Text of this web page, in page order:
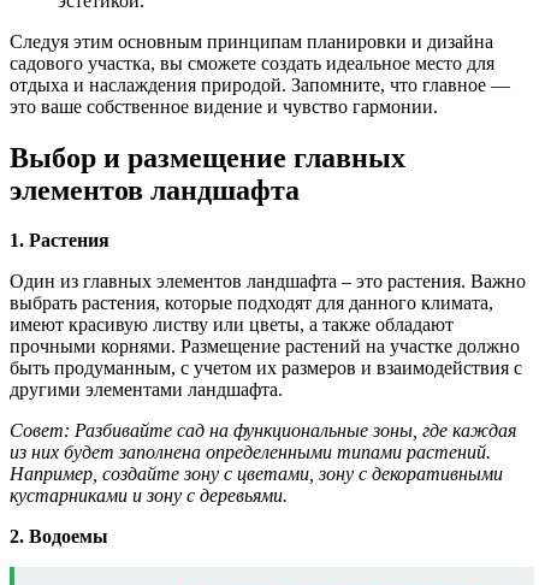
Следуя этим основным принципам планировки и дизайна
садового участка, вы сможете создать идеальное место для
отдыха и наслаждения природой. Запомните, что главное —
это ваше собственное видение и чувство гармонии.
Выбор и размещение главных
элементов ландшафта
1. Растения
Один из главных элементов ландшафта – это растения. Важно
выбрать растения, которые подходят для данного климата,
имеют красивую листву или цветы, а также обладают
прочными корнями. Размещение растений на участке должно
быть продуманным, с учетом их размеров и взаимодействия с
другими элементами ландшафта.
Совет: Разбивайте сад на функциональные зоны, где каждая
из них будет заполнена определенными типами растений.
Например, создайте зону с цветами, зону с декоративными
кустарниками и зону с деревьями.
2. Водоемы